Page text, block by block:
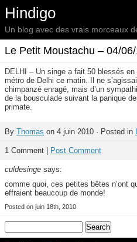
Hindigo
Un blog avec des vrais morceaux
Le Petit Moustachu – 04/
DELHI – Un singe a fait 50 blessés
métro de Delhi ce matin. Il ne
chimpanzé enragé, mais d’un
de la bousculade suivant la panique
primate.
By Thomas on 4 juin 2010 · Posted in
1 Comment | Post Comment
culdesinge says:
comme quoi, ces petites bêtes n’ont
effraient beaucoup de monde!
Posted on juin 18th, 2010